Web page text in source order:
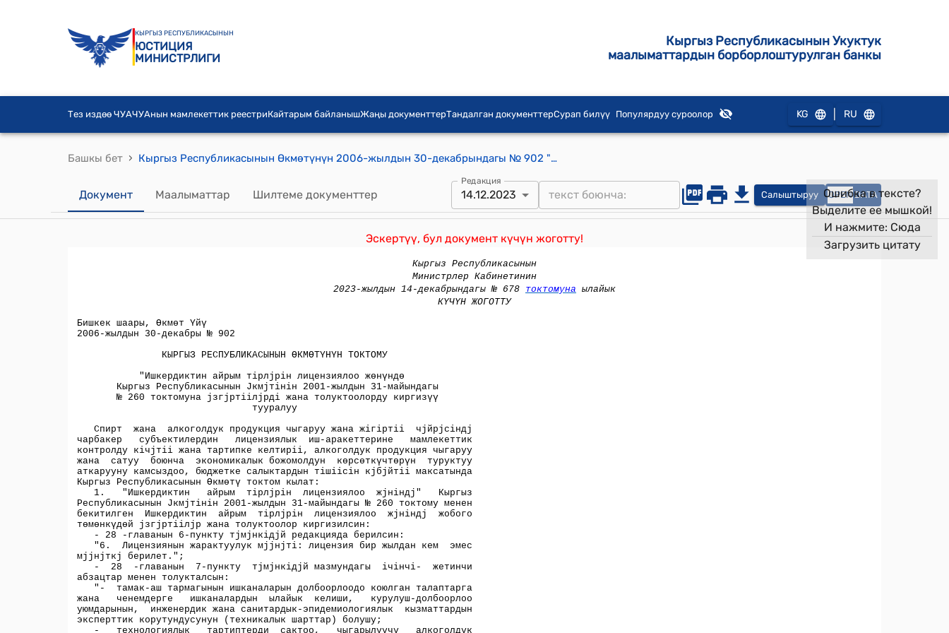
КЫРГЫЗ РЕСПУБЛИКАСЫНЫН
ЮСТИЦИЯ
МИНИСТРЛИГИ
Кыргыз Республикасынын Укуктук
маалыматтардын борборлоштурулган банкы
Тез издөө ЧУАЧУАнын мамлекеттик реестриКайтарым байланышЖаңы документтерТандалган документтерСурап билүү Популярдуу суроолор KG RU
Башкы бет › Кыргыз Республикасынын Өкмөтүнүн 2006-жылдын 30-декабрындагы № 902 "Ишкердиктин айрым тірлјрін лицензиялоо жөнүндө Кыргыз Республикасынын Јкмјтінін 2001-жылдын 31-майындагы № 260 токтомуна јзгјртіілјрді жана толуктоолорду киргизүү тууралуу"токтому
Документ Маалыматтар Шилтеме документтер
Редакция
14.12.2023 Салыштыруу OPEN DATA
Эскертүү, бул документ күчүн жоготту!
Ошибка в тексте?
Выделите ее мышкой!
И нажмите: Сюда
Загрузить цитату